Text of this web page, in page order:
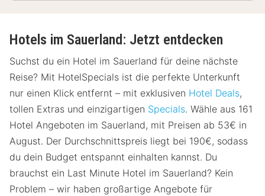
Hotels im Sauerland: Jetzt entdecken
Suchst du ein Hotel im Sauerland für deine nächste
Reise? Mit HotelSpecials ist die perfekte Unterkunft
nur einen Klick entfernt – mit exklusiven Hotel Deals,
tollen Extras und einzigartigen Specials. Wähle aus 161
Hotel Angeboten im Sauerland, mit Preisen ab 53€ in
August. Der Durchschnittspreis liegt bei 190€, sodass
du dein Budget entspannt einhalten kannst. Du
brauchst ein Last Minute Hotel im Sauerland? Kein
Problem – wir haben großartige Angebote für